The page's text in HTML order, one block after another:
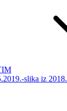
slika iz 2018.